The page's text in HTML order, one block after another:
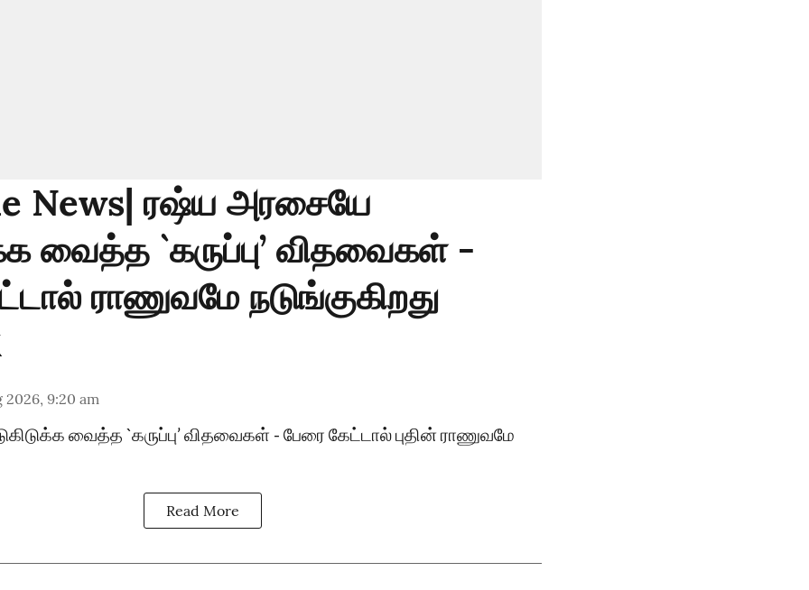
News| ரஷ்ய அரசையே
வைத்த `கருப்பு’ விதவைகள் -
ராணுவமே நடுங்குகிறது
2026, 9:20 am
வைத்த `கருப்பு’ விதவைகள் - பேரை கேட்டால் புதின் ராணுவமே
Read More